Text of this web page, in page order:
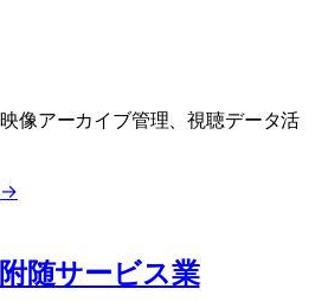
像アーカイブ管理、視聴データ活
→
随サービス業